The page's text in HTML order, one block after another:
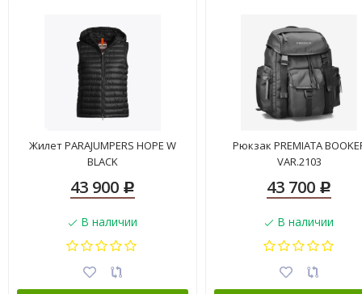
Жилет PARAJUMPERS HOPE W
BLACK
43 900 Р
В наличии
Рюкзак PREMIATA
VAR.2103
43 700 Р
В наличии